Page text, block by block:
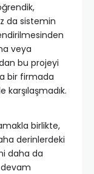
da sistemin
veya
bu projeyi
bir firmada
birlikte,
derinlerdeki
daha da
devam